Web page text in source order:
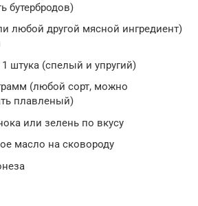
бутербродов)
любой другой мясной ингредиент)
штука (спелый и упругий)
(любой сорт, можно
плавленый)
или зелень по вкусу
масло на сковороду